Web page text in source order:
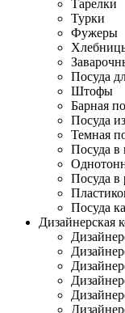
Тарелки
Турки
Фужеры
Посуда
Штофы
Барная
Посуда
Темная
Посуда в
Посуда в
Посуда
Дизайнерская